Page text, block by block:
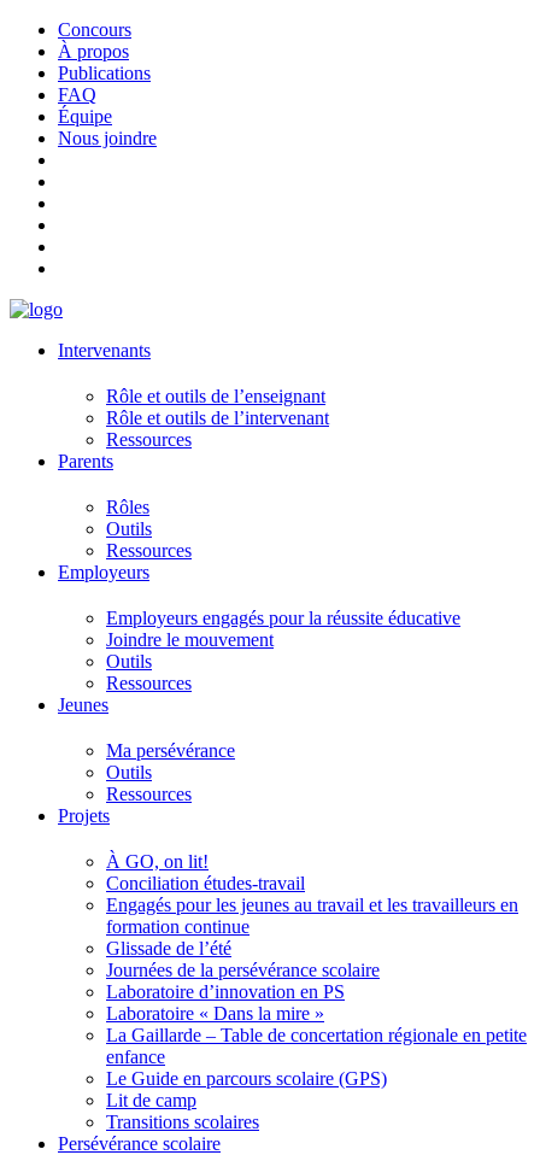
Concours
À propos
Publications
FAQ
Équipe
Nous joindre
Intervenants
Rôle et outils de l’enseignant
Rôle et outils de l’intervenant
Ressources
Parents
Rôles
Outils
Ressources
Employeurs
Employeurs engagés pour la réussite éducative
Joindre le mouvement
Outils
Ressources
Jeunes
Ma persévérance
Outils
Ressources
Projets
À GO, on lit!
Conciliation études-travail
Engagés pour les jeunes au travail et les travailleurs en
formation continue
Glissade de l’été
Journées de la persévérance scolaire
Laboratoire d’innovation en PS
Laboratoire « Dans la mire »
La Gaillarde – Table de concertation régionale en petite
enfance
Le Guide en parcours scolaire (GPS)
Lit de camp
Transitions scolaires
Persévérance scolaire